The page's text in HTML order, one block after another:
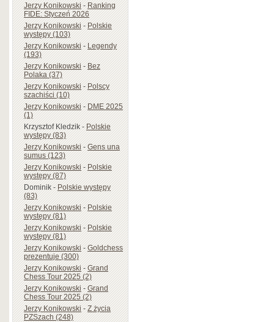
Jerzy Konikowski-Ranking
FIDE: Styczeń 2026
Jerzy Konikowski-Polskie
występy (103)
Jerzy Konikowski-Legendy
(193)
Jerzy Konikowski-Bez
Polaka (37)
Jerzy Konikowski-Polscy
szachiści (10)
Jerzy Konikowski-DME 2025
(1)
Krzysztof Kledzik-Polskie
występy (83)
Jerzy Konikowski-Gens una
sumus (123)
Jerzy Konikowski-Polskie
występy (87)
Dominik-Polskie występy
(83)
Jerzy Konikowski-Polskie
występy (81)
Jerzy Konikowski-Polskie
występy (81)
Jerzy Konikowski-Goldchess
prezentuje (300)
Jerzy Konikowski-Grand
Chess Tour 2025 (2)
Jerzy Konikowski-Grand
Chess Tour 2025 (2)
Jerzy Konikowski-Z życia
PZSzach (248)